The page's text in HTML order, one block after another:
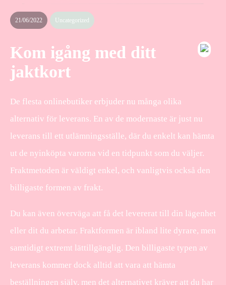
21/06/2022 Uncategorized
Kom igång med ditt
jaktkort
De flesta onlinebutiker erbjuder nu många olika
alternativ för leverans. En av de modernaste är just nu
leverans till ett utlämningsställe, där du enkelt kan hämta
ut de nyinköpta varorna vid en tidpunkt som du väljer.
Fraktmetoden är väldigt enkel, och vanligtvis också den
billigaste formen av frakt.
Du kan även överväga att få det levererat till din lägenhet
eller dit du arbetar. Fraktformen är ibland lite dyrare, men
samtidigt extremt lättillgänglig. Den billigaste typen av
leverans kommer dock alltid att vara att hämta
beställningen själv, men det alternativet kräver att du har